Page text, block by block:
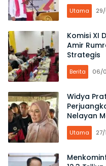
Utama
Komisi XI
Amir
Strategis
Berita 06/
Widya
Nelayan
Utama